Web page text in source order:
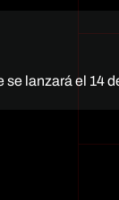
se lanzará el 14